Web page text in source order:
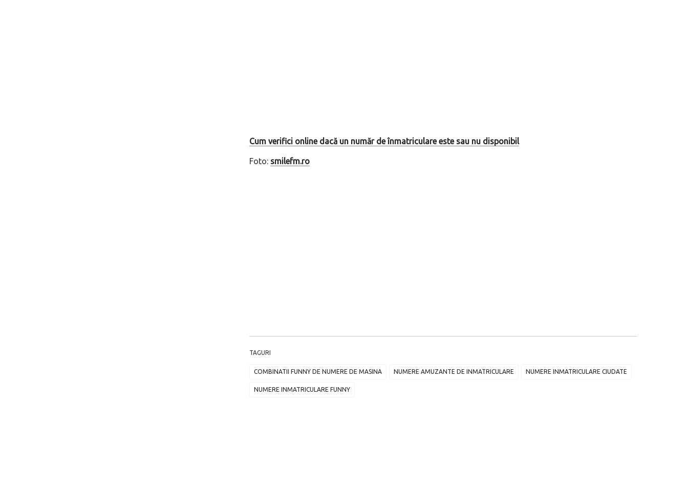
Cum verifici online dacă un număr de înmatriculare este sau nu disponibil
Foto: smilefm.ro
TAGURI
COMBINATII FUNNY DE NUMERE DE MASINA NUMERE AMUZANTE DE INMATRICULARE NUMERE INMATRICULARE CIUDATE
NUMERE INMATRICULARE FUNNY